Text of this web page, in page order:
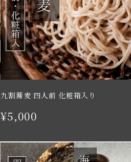
九割蕎麦 四人前 化粧箱入り
¥5,000